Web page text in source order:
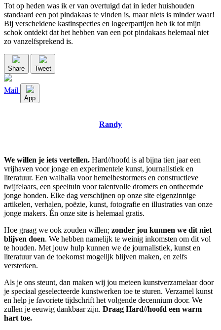
Tot op heden was ik er van overtuigd dat in ieder huishouden
standaard een pot pindakaas te vinden is, maar niets is minder waar!
Bij verscheidene kastinspecties en logeerpartijen heb ik tot mijn
schok ontdekt dat het hebben van een pot pindakaas helemaal niet
zo vanzelfsprekend is.
Share Tweet
Mail
App
Randy
We willen je iets vertellen. Hard//hoofd is al bijna tien jaar een
vrijhaven voor jonge en experimentele kunst, journalistiek en
literatuur. Een walhalla voor hemelbestormers en constructieve
twijfelaars, een speeltuin voor talentvolle dromers en ontheemde
jonge honden. Elke dag verschijnen op onze site eigenzinnige
artikelen, verhalen, poëzie, kunst, fotografie en illustraties van onze
jonge makers. Én onze site is helemaal gratis.
Hoe graag we ook zouden willen; zonder jou kunnen we dit niet
blijven doen. We hebben namelijk te weinig inkomsten om dit vol
te houden. Met jouw hulp kunnen we de journalistiek, kunst en
literatuur van de toekomst mogelijk blijven maken, en zelfs
versterken.
Als je ons steunt, dan maken wij jou meteen kunstverzamelaar door
je speciaal geselecteerde kunstwerken toe te sturen. Verzamel kunst
en help je favoriete tijdschrift het volgende decennium door. We
zullen je eeuwig dankbaar zijn. Draag Hard//hoofd een warm
hart toe.